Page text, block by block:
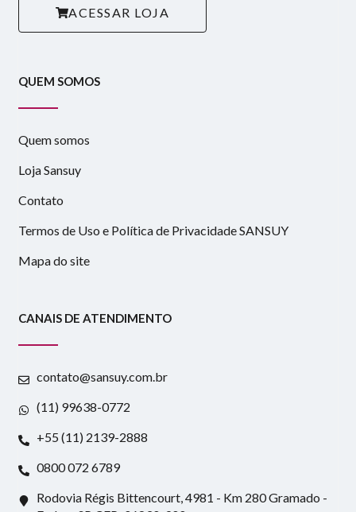
ACESSAR LOJA
QUEM SOMOS
Quem somos
Loja Sansuy
Contato
Termos de Uso e Política de Privacidade SANSUY
Mapa do site
CANAIS DE ATENDIMENTO
contato@sansuy.com.br
(11) 99638-0772
+55 (11) 2139-2888
0800 072 6789
Rodovia Régis Bittencourt, 4981 - Km 280 Gramado -